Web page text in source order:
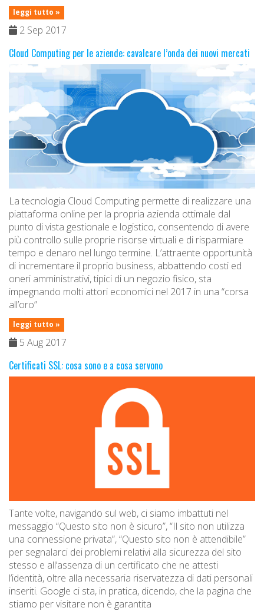
leggi tutto »
2 Sep 2017
Cloud Computing per le aziende: cavalcare l’onda dei nuovi mercati
La tecnologia Cloud Computing permette di realizzare una
piattaforma online per la propria azienda ottimale dal
punto di vista gestionale e logistico, consentendo di avere
più controllo sulle proprie risorse virtuali e di risparmiare
tempo e denaro nel lungo termine. L’attraente opportunità
di incrementare il proprio business, abbattendo costi ed
oneri amministrativi, tipici di un negozio fisico, sta
impegnando molti attori economici nel 2017 in una “corsa
all’oro”
leggi tutto »
5 Aug 2017
Certificati SSL: cosa sono e a cosa servono
Tante volte, navigando sul web, ci siamo imbattuti nel
messaggio “Questo sito non è sicuro”, “Il sito non utilizza
una connessione privata”, “Questo sito non è attendibile”
per segnalarci dei problemi relativi alla sicurezza del sito
stesso e all’assenza di un certificato che ne attesti
l’identità, oltre alla necessaria riservatezza di dati personali
inseriti. Google ci sta, in pratica, dicendo, che la pagina che
stiamo per visitare non è garantita